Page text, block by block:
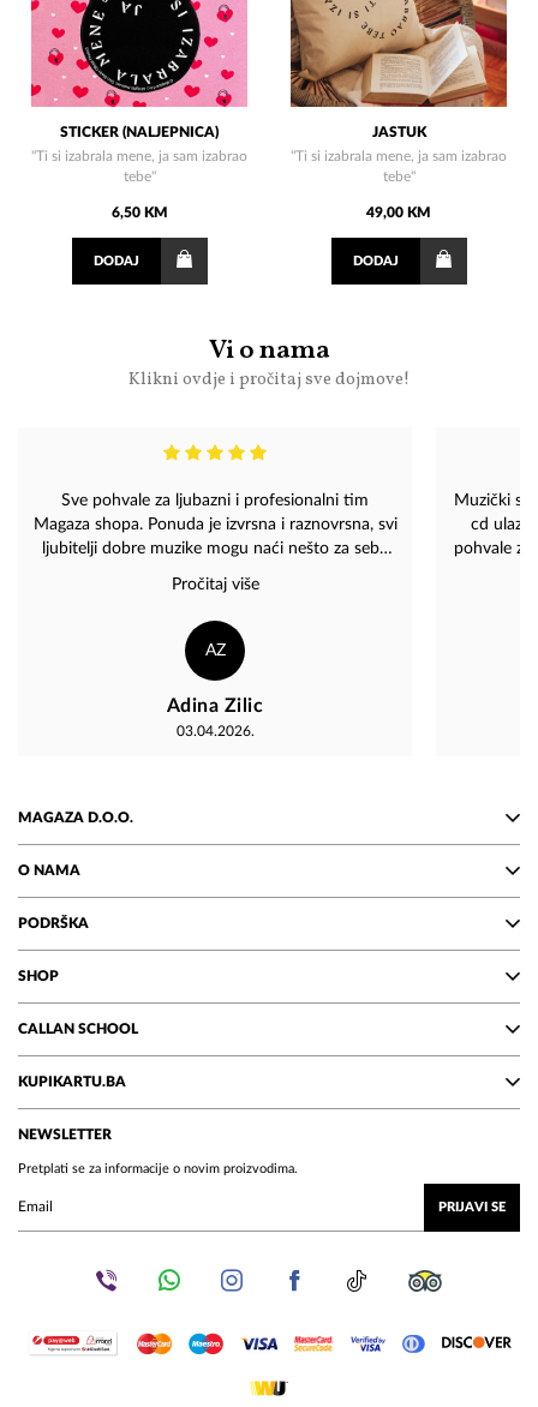
STICKER (NALJEPNICA)
"Ti si izabrala mene, ja sam izabrao
tebe"
6,50 KM
DODAJ
JASTUK
"Ti si izabrala mene, ja sam izabrao
tebe"
49,00 KM
DODAJ
Vi o nama
Klikni ovdje i pročitaj sve dojmove!
Sve pohvale za ljubazni i profesionalni tim
Magaza shopa. Ponuda je izvrsna i raznovrsna, svi
ljubitelji dobre muzike mogu naći nešto za sebe
kao i poklone za drage ljude. Preporuka svima da
posjete Magazu. ????
Pročitaj više
AZ
Adina Zilic
03.04.2026.
Muzički
cd
pohvale
MAGAZA D.O.O.
O NAMA
PODRŠKA
SHOP
CALLAN SCHOOL
KUPIKARTU.BA
NEWSLETTER
Pretplati se za informacije o novim proizvodima.
PRIJAVI SE